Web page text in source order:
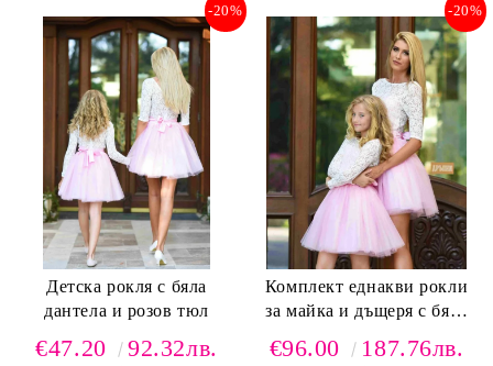
Детска рокля с бяла
дантела и розов тюл
-20%
€47.20 92.32лв.
Комплект еднакви рокли
за майка и дъщеря с бяла
-20%
€96.00 187.76лв.